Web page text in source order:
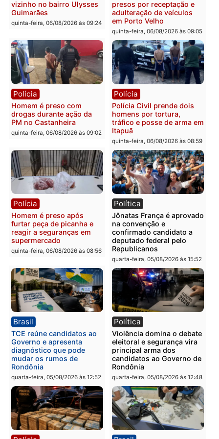
prendem trio na zona
Leste
quinta-feira, 06/08/2026 às 09:28
é investigado pela
em RO
quinta-feira, 06/08/2026 às
Polícia
Homem é esfaqueado no
tórax durante briga com
vizinho no bairro Ulysses
Guimarães
Polícia
Três suspeitos ligados a
facção criminosa são
presos por receptação e
adulteração de veículos
em Porto Velho
quinta-feira, 06/08/2026 às
Polícia
Homem é preso com
drogas durante ação da
quinta-feira, 06/08/2026 às 09:02
Polícia
Polícia Civil prende dois
homens por tortura,
tráfico e posse de arma
Itapuã
quinta-feira, 06/08/2026 às
Polícia
Homem é preso após
furtar peça de picanha e
reagir a seguranças em
supermercado
quinta-feira, 06/08/2026 às 08:56
Política
Jônatas França é
na convenção e
confirmado candidato a
deputado federal pelo
Republicanos
quarta-feira, 05/08/2026 às